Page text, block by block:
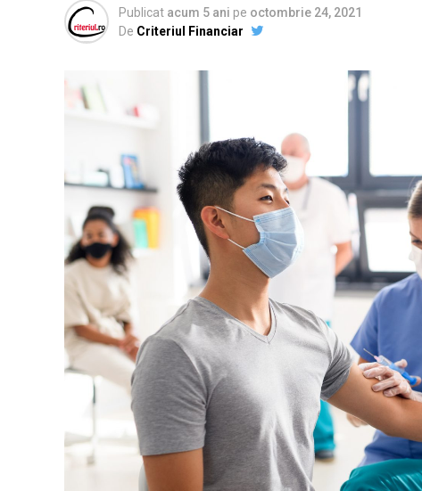
Publicat acum 5 ani pe octombrie 24, 2021
De Criteriul Financiar